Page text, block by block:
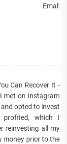
Emal:
Can Recover It -
I met on Instagram
opted to invest
profited, which I
reinvesting all my
money prior to the